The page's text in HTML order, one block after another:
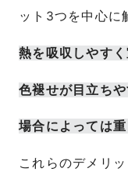
ット3つを中心に
熱を吸収しやす
色褪せが目立ち
場合によっては
これらのデメリ